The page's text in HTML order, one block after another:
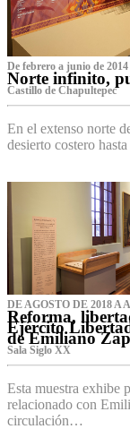
De febrero a junio de 2014
Norte infinito,
Castillo de Chapultepec
En el extenso norte
desierto costero
DE AGOSTO DE 2018 A
Reforma,
Ejército
de Emiliano
Sala Siglo XX
Esta muestra exhibe
relacionado con
circulación…